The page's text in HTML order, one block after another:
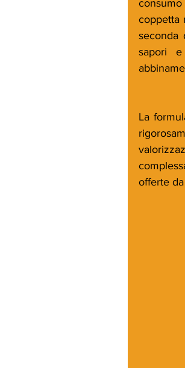
coppetta
seconda
sapori
La
offerte